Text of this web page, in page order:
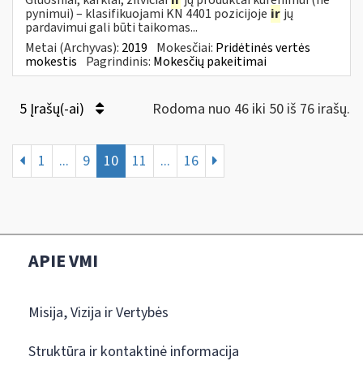
pynimui) – klasifikuojami KN 4401 pozicijoje ir jų
pardavimui gali būti taikomas...
Metai (Archyvas): 2019 Mokesčiai: Pridėtinės vertės
mokestis Pagrindinis: Mokesčių pakeitimai
5 Įrašų(-ai) Rodoma nuo 46 iki 50 iš 76 irašų.
1 ... 9 10 11 ... 16
APIE VMI
Misija, Vizija ir Vertybės
Struktūra ir kontaktinė informacija